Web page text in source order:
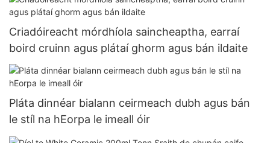
Criadóireacht mórdhíola saincheaptha, earraí
boird cruinn agus plátaí ghorm agus bán ildaite
Pláta dinnéar bialann ceirmeach dubh agus bán
le stíl na hEorpa le imeall óir